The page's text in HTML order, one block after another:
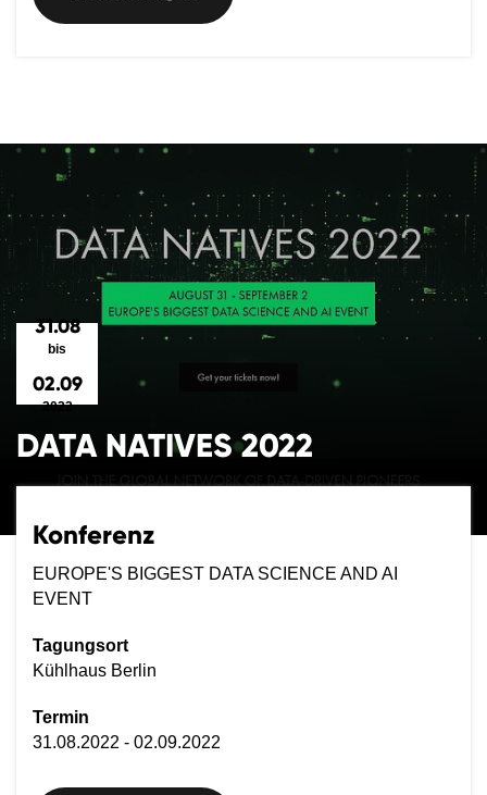
31.08
bis
02.09
2022
DATA NATIVES 2022
Konferenz
EUROPE'S BIGGEST DATA SCIENCE AND AI
EVENT
Tagungsort
Kühlhaus Berlin
Termin
31.08.2022 - 02.09.2022